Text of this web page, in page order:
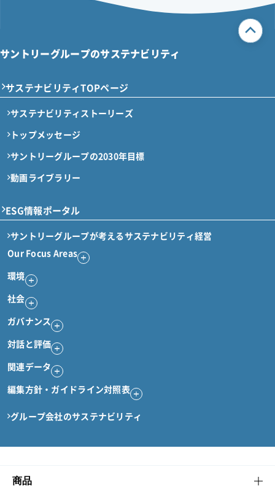
サントリーグループのサステナビリティ
サステナビリティTOPページ
サステナビリティストーリーズ
トップメッセージ
サントリーグループの2030年目標
動画ライブラリー
ESG情報ポータル
サントリーグループが考えるサステナビリティ経営
Our Focus Areas
環境
社会
ガバナンス
対話と評価
関連データ
編集方針・ガイドライン対照表
グループ会社のサステナビリティ
商品